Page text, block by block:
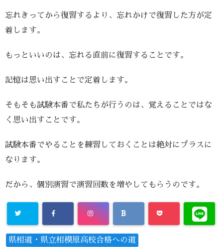
忘れきってから復習するより、忘れかけで復習した方が定
着します。
もっといいのは、忘れる直前に復習することです。
記憶は思い出すことで定着します。
そもそも試験本番で私たちが行うのは、覚えることではな
く思い出すことです。
試験本番でやることを練習しておくことは絶対にプラスに
なります。
だから、個別演習で演習回数を増やしてもらうのです。
県相道・県立相模原高校合格への道